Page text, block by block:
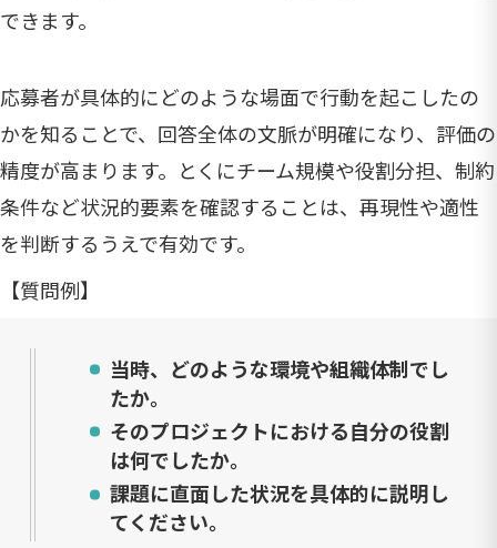
できます。
応募者が具体的にどのような場面で行動を起こしたの
かを知ることで、回答全体の文脈が明確になり、評価の
精度が高まります。とくにチーム規模や役割分担、制約
条件など状況的要素を確認することは、再現性や適性
を判断するうえで有効です。
【質問例】
当時、どのような環境や組織体制でし
たか。
そのプロジェクトにおける自分の役割
は何でしたか。
課題に直面した状況を具体的に説明し
てください。